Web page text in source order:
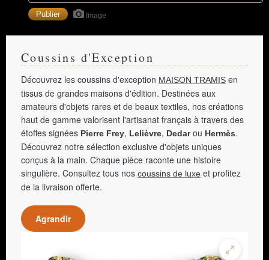
Image
Coussins d'Exception
Découvrez les coussins d'exception MAISON TRAMIS en
tissus de grandes maisons d'édition. Destinées aux
amateurs d'objets rares et de beaux textiles, nos créations
haut de gamme valorisent l'artisanat français à travers des
étoffes signées Pierre Frey, Lelièvre, Dedarou Hermès.
Découvrez notre sélection exclusive d'objets uniques
conçus à la main. Chaque pièce raconte une histoire
singulière. Consultez tous nos coussins de luxe et profitez
de la livraison offerte.
Agrandir